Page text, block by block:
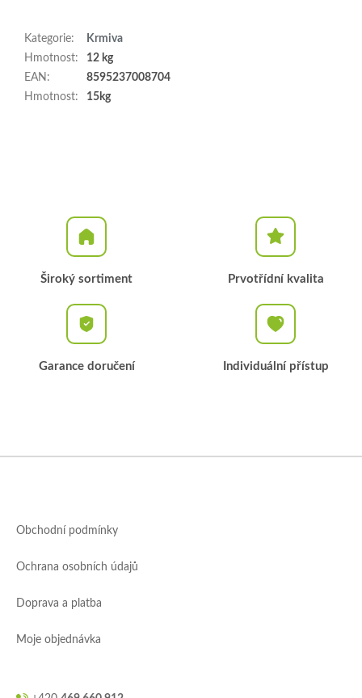
Kategorie:
Krmiva
Hmotnost:
12 kg
EAN :
8595237008704
Hmotnost: 15kg
Široký sortiment Prvotřídní kvalita
Garance doručení Individuální přístup
Obchodní podmínky
Ochrana osobních údajů
Doprava a platba
Moje objednávka